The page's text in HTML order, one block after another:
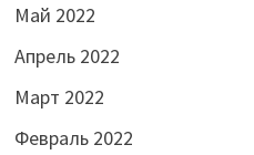
Май 2022
Апрель 2022
Март 2022
Февраль 2022